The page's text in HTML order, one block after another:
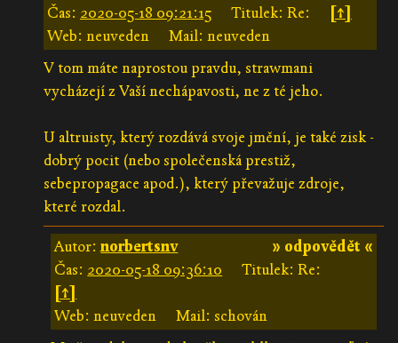
Čas: 2020-05-18 09:21:15 Titulek: Re:
[↑]
Web: neuveden
Mail: neuveden
V tom máte naprostou pravdu, strawmani
vycházejí z Vaší nechápavosti, ne z té jeho.
U altruisty, který rozdává svoje jmění, je také zisk -
dobrý pocit (nebo společenská prestiž,
sebepropagace apod.), který převažuje zdroje,
které rozdal.
» odpovědět «
Autor:norbertsnv
Čas: 2020-05-18 09:36:10
Titulek: Re:
[↑]
Web: neuveden
Mail: schován